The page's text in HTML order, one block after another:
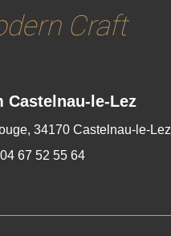
Craft
Castelnau-le-Lez
34170 Castelnau-le-Lez
67 52 55 64